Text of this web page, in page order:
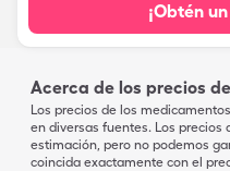
¡Obtén
Acerca de los precios
Los precios de los
en diversas fuentes. Los
estimación, pero no podemos
coincida exactamente con el